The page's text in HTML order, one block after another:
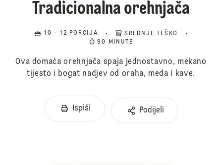
Tradicionalna orehnjača
10 - 12 PORCIJA
SREDNJE TEŠKO
90 MINUTE
Ova domaća orehnjača spaja jednostavno, mekano
tijesto i bogat nadjev od oraha, meda i kave.
Ispiši Podijeli